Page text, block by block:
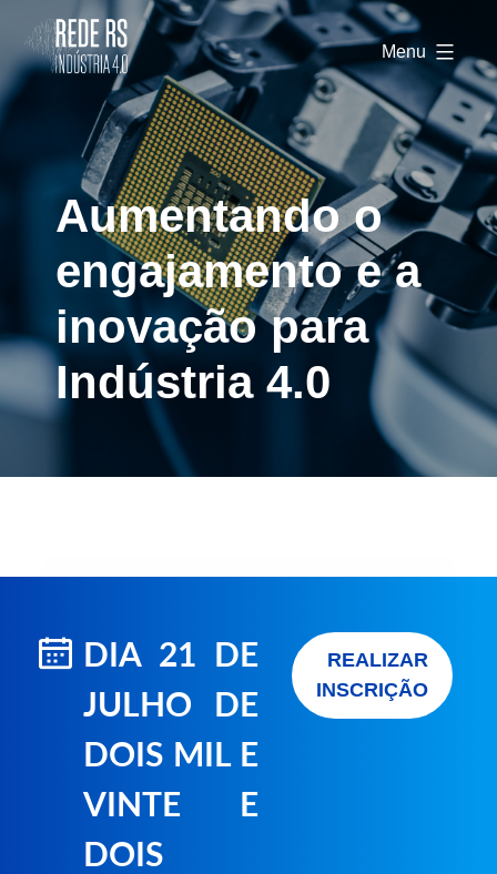
Rede
RS
Indústria
Menu
Aumentando o
engajamento e a
inovação para
Indústria 4.0
DIA 21 DE
JULHO DE
DOIS MIL E
VINTE E
DOIS
REALIZAR
INSCRIÇÃO